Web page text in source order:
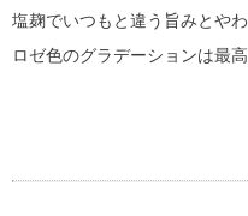
塩麹でいつもと違う旨みとやわ
ロゼ色のグラデーションは最